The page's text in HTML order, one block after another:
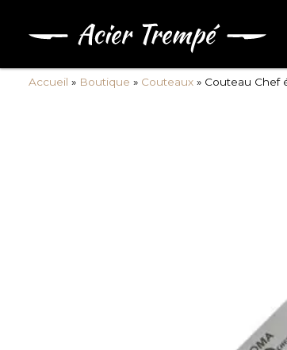
Accueil » Boutique » Couteaux » Couteau Chef